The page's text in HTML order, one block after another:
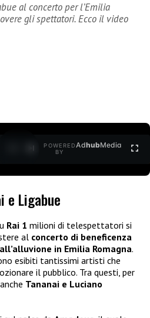
al concerto per l’Emilia
gli spettatori. Ecco il video
POWERED
BY
AdhubMedia
e Ligabue
Rai 1 milioni di telespettatori si
al concerto di beneficenza
in Emilia Romagna.
esibiti tantissimi artisti che
il pubblico. Tra questi, per
Tananai e Luciano